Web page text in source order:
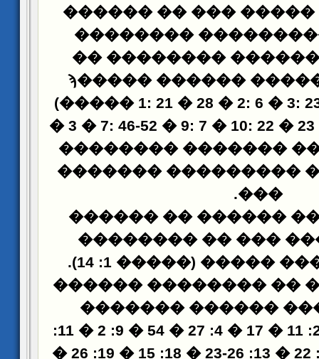
��������� �����
�������
������ ��������
������� ������ ������ �����ϡ
(����� 1: 21 � 28 � 2: 6 � 3:
� 3 � 7: 46-52 � 9: 7 � 10: 22 �
19: 31). ����� �� �������
������� ���
���
.
��� ������ ������
����� ����� ���
���� ������� ����� (����� 1: 14).
��� ��� ���� ��
���� ������
4: 27
� 54 � 9: 2 � 11: